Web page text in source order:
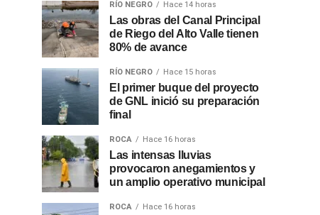
RÍO NEGRO Hace 14 horas
Las obras del Canal Principal
de Riego del Alto Valle tienen
80% de avance
RÍO NEGRO Hace 15 horas
El primer buque del proyecto
de GNL inició su preparación
final
ROCA Hace 16 horas
Las intensas lluvias
provocaron anegamientos y
un amplio operativo municipal
ROCA Hace 16 horas